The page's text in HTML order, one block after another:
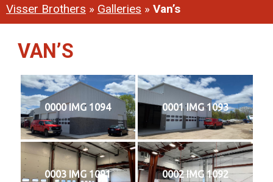
Visser Brothers » Galleries » Van’s
VAN’S
0000 IMG 1094 0001 IMG 1093
0003 IMG 1091 0002 IMG 1092